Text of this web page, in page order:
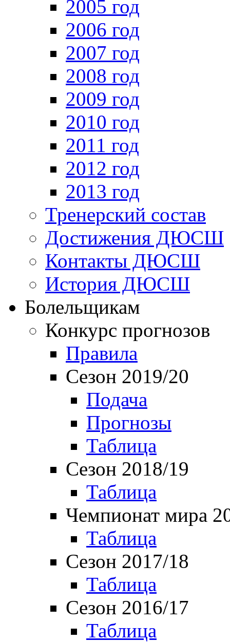
2005 год
2006 год
2007 год
2008 год
2009 год
2010 год
2011 год
2012 год
2013 год
Тренерский состав
Достижения ДЮСШ
Контакты ДЮСШ
История ДЮСШ
Болельщикам
Конкурс прогнозов
Правила
Сезон 2019/20
Подача
Прогнозы
Таблица
Сезон 2018/19
Таблица
Чемпионат мира
Таблица
Сезон 2017/18
Таблица
Сезон 2016/17
Таблица